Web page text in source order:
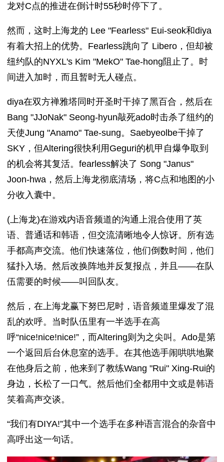
龙对C点的推进在倒计时55秒时停下了。
然而，这时上海龙的 Lee "Fearless" Eui-seok和diya
有着大招上的优势。Fearless跳向了 Libero，但却被
纽约队的NYXL's Kim "MekO" Tae-hong阻止了。时
间进入加时，而且暂时无人碰点。
diya在双方禅雅塔同时开圣时干掉了黑百合，然后在
Bang "JJoNak" Seong-hyun敲死ado时击杀了纽约的
天使Jung "Anamo" Tae-sung。Saebyeolbe干掉了
SKY，但Altering很快利用Geguri的机甲自爆争取到
的机会将其复活。fearless解决了 Song "Janus"
Joon-hwa，然后上海龙彻底清场，将C点和地图的小
分收入囊中。
(上海龙)在游戏内语音频道的沟通上混合使用了英
语、普通话和韩语，但交流清晰地令人惊讶。所有选
手都高声交流。他们快速落位，他们倒数时间，他们
猛扑入场。然后改换阵地并反复报点，并且——在队
伍需要的时候——叫回队友。
然后，在上海龙赢下努巴尼时，语音频道里爆发了混
乱的欢呼。当时队伍里有一半选手在高
呼“nice!nice!nice!”，而Altering则为之尖叫。Ado是第
一个返回后台休息室的选手。在其他选手闹哄哄地聚
在他身后之前，他来到了教练Wang "Rui" Xing-Rui的
身边，长松了一口气。然后他们全都用中文或是韩语
笑着高声交谈。
“我们有DIYA!”其中一个选手在多种语言混合的杂音中
高呼出这一句话。